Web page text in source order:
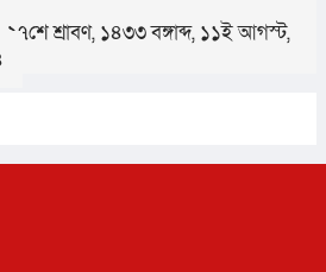
শ্রাবণ, ১৪৩৩ বঙ্গাব্দ, ১১ই আগস্ট,